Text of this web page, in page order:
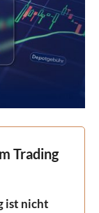
Trading
ist nicht